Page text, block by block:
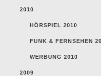
2010
HÖRSPIEL 2010
FUNK & FERNSEHEN
WERBUNG 2010
2009